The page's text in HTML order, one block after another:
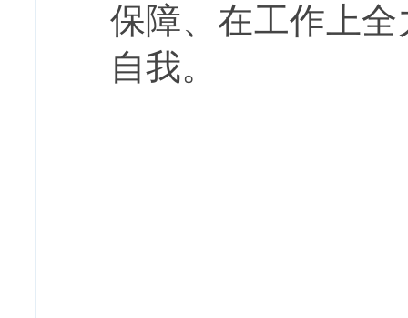
保障、在工作上
自我。